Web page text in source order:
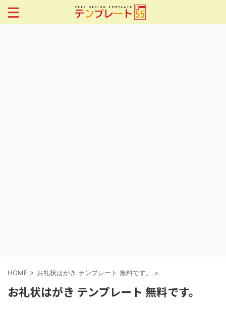
HOME > お礼状はがき テンプレート 無料です。 >
お礼状はがき テンプレート 無料です。